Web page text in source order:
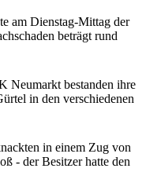
am Dienstag-Mittag der
beträgt rund
Neumarkt bestanden ihre
in den verschiedenen
in einem Zug von
- der Besitzer hatte den